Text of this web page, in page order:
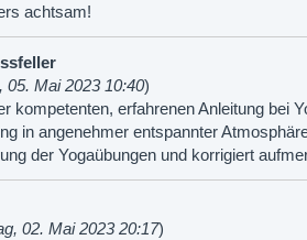
achtsam!
05. Mai 2023 10:40)
kompetenten, erfahrenen Anleitung bei
in angenehmer entspannter
der Yogaübungen und korrigiert
02. Mai 2023 20:17)